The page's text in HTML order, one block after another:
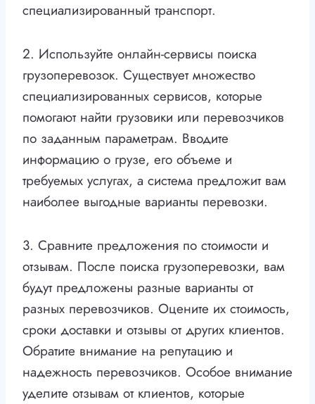
специализированный транспорт.
2. Используйте онлайн-сервисы поиска
грузоперевозок. Существует множество
специализированных сервисов, которые
помогают найти грузовики или перевозчиков
по заданным параметрам. Вводите
информацию о грузе, его объеме и
требуемых услугах, а система предложит вам
наиболее выгодные варианты перевозки.
3. Сравните предложения по стоимости и
отзывам. После поиска грузоперевозки, вам
будут предложены разные варианты от
разных перевозчиков. Оцените их стоимость,
сроки доставки и отзывы от других клиентов.
Обратите внимание на репутацию и
надежность перевозчиков. Особое внимание
уделите отзывам от клиентов, которые